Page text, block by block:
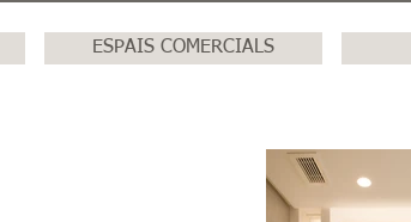
ESPAIS COMERCIALS